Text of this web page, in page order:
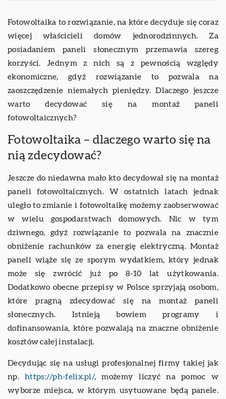
Fotowoltaika to rozwiązanie, na które decyduje się coraz
więcej właścicieli domów jednorodzinnych. Za
posiadaniem paneli słonecznym przemawia szereg
korzyści. Jednym z nich są z pewnością względy
ekonomiczne, gdyż rozwiązanie to pozwala na
zaoszczędzenie niemałych pieniędzy. Dlaczego jeszcze
warto decydować się na montaż paneli
fotowoltaicznych?
Fotowoltaika – dlaczego warto się na
nią zdecydować?
Jeszcze do niedawna mało kto decydował się na montaż
paneli fotowoltaicznych. W ostatnich latach jednak
uległo to zmianie i fotowoltaikę możemy zaobserwować
w wielu gospodarstwach domowych. Nic w tym
dziwnego, gdyż rozwiązanie to pozwala na znacznie
obniżenie rachunków za energię elektryczną. Montaż
paneli wiąże się ze sporym wydatkiem, który jednak
może się zwrócić już po 8-10 lat użytkowania.
Dodatkowo obecne przepisy w Polsce sprzyjają osobom,
które pragną zdecydować się na montaż paneli
słonecznych. Istnieją bowiem programy i
dofinansowania, które pozwalają na znaczne obniżenie
kosztów całej instalacji.
Decydując się na usługi profesjonalnej firmy takiej jak
np.https://ph-felix.pl/, możemy liczyć na pomoc w
wyborze miejsca, w którym usytuowane będą panele.